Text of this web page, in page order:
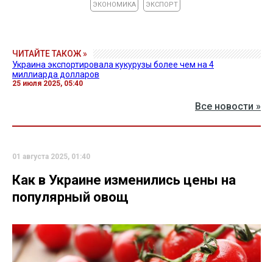
ЭКОНОМИКА ЭКСПОРТ
ЧИТАЙТЕ ТАКОЖ »
Украина экспортировала кукурузы более чем на 4
миллиарда долларов
25 июля 2025, 05:40
Все новости »
01 августа 2025, 01:40
Как в Украине изменились цены на
популярный овощ